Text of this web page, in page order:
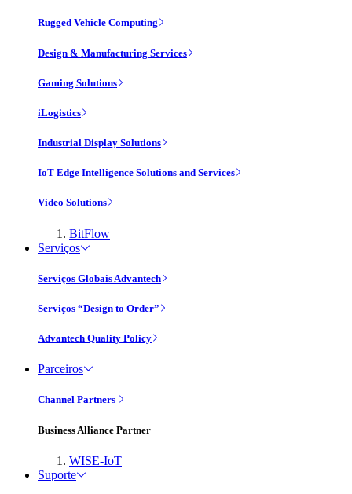
Rugged Vehicle Computing
Design & Manufacturing Services
Gaming Solutions
iLogistics
Industrial Display Solutions
IoT Edge Intelligence Solutions and Services
Video Solutions
BitFlow
Serviços
Serviços Globais Advantech
Serviços “Design to Order”
Advantech Quality Policy
Parceiros
Channel Partners
Business Alliance Partner
WISE-IoT
Suporte